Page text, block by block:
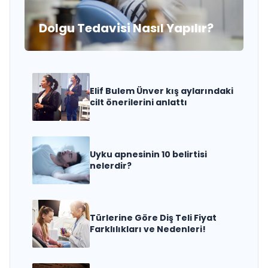
Dolgu Tedavisi Nasıl Yapılır?
Elif Bulem Ünver kış aylarındaki
cilt önerilerini anlattı
Uyku apnesinin 10 belirtisi
nelerdir?
Türlerine Göre Diş Teli Fiyat
Farklılıkları ve Nedenleri!